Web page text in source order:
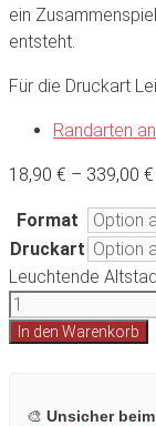
ein
entsteht.
Für die Druckart
Randarten
18,90 € – 339,00 €
Format
Druckart
Leuchtende
In den Warenkorb
🎨 Unsicher